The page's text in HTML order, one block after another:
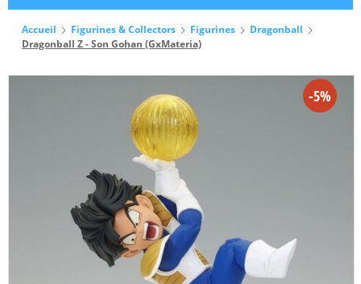
Accueil Figurines & Collectors Figurines
Dragonball
Dragonball Z - Son Gohan (GxMateria)
-5%